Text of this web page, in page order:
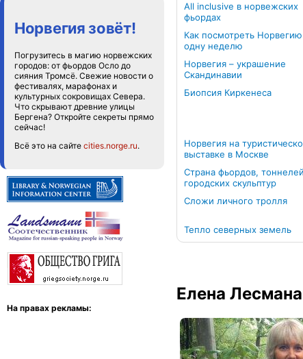
Норвегия зовёт!
Погрузитесь в магию норвежских
городов: от фьордов Осло до
сияния Тромсё. Свежие новости о
фестивалях, марафонах и
культурных сокровищах Севера.
Что скрывают древние улицы
Бергена? Откройте секреты прямо
сейчас!
Всё это на сайте cities.norge.ru.
На правах рекламы:
All inclusive в норвежских
фьордах
Как посмотреть Норвегию
одну неделю
Норвегия – украшение
Скандинавии
Биопсия Киркенеса
Норвегия на
выставке в Москве
Страна фьордов,
городских скульптур
Сложи личного тролля
Тепло северных земель
Елена